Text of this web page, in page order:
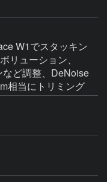
W1でスタッキン
リューション、
ど調整、DeNoise
相当にトリミング